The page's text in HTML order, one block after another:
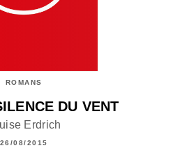
ROMANS
DU VENT
Erdrich
26/08/2015